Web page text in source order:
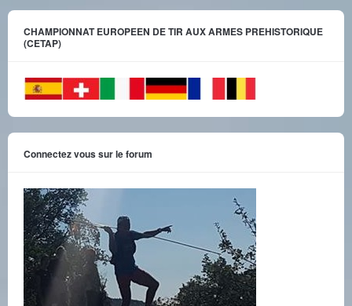
CHAMPIONNAT EUROPEEN DE TIR AUX ARMES PREHISTORIQUE
(CETAP)
Connectez vous sur le forum